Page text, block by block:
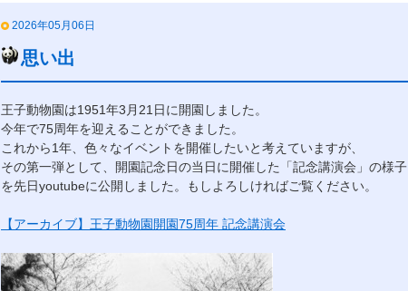
2026年05月06日
思い出
王子動物園は1951年3月21日に開園しました。
今年で75周年を迎えることができました。
これから1年、色々なイベントを開催したいと考えていますが、
その第一弾として、開園記念日の当日に開催した「記念講演会」の様子
を先日youtubeに公開しました。もしよろしければご覧ください。
【アーカイブ】王子動物園開園75周年 記念講演会